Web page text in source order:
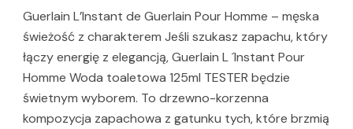
Guerlain L’Instant de Guerlain Pour Homme – męska
świeżość z charakterem Jeśli szukasz zapachu, który
łączy energię z elegancją, Guerlain L ´Instant Pour
Homme Woda toaletowa 125ml TESTER będzie
świetnym wyborem. To drzewno-korzenna
kompozycja zapachowa z gatunku tych, które brzmią